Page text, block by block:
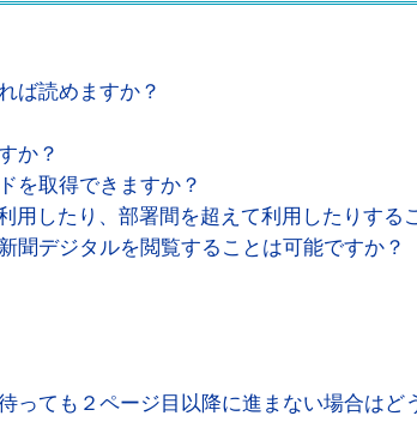
用されるものとします。
上への掲載その他の手段により、購読者
た事項は、その名称に関わらず本規約の
規約を変更することがあります。この場合
約によります。
社が別途定める場合を除いて、デジタル版
とします。
ば読めますか？
か？
を取得できますか？
したり、部署間を超えて利用したりする
デジタルを閲覧することは可能ですか？
ても２ページ目以降に進まない場合はど